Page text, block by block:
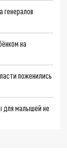
генералов
на
поженились
для малышей не